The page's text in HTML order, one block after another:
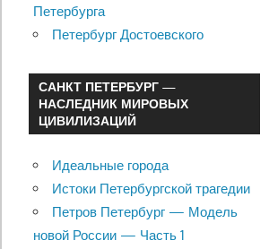
Петербурга
Петербург Достоевского
САНКТ ПЕТЕРБУРГ —
НАСЛЕДНИК МИРОВЫХ
ЦИВИЛИЗАЦИЙ
Идеальные города
Истоки Петербургской трагедии
Петров Петербург — Модель
новой России — Часть 1